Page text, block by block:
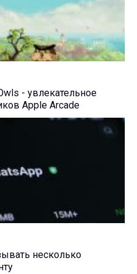
- увлекательное
Apple Arcade
несколько